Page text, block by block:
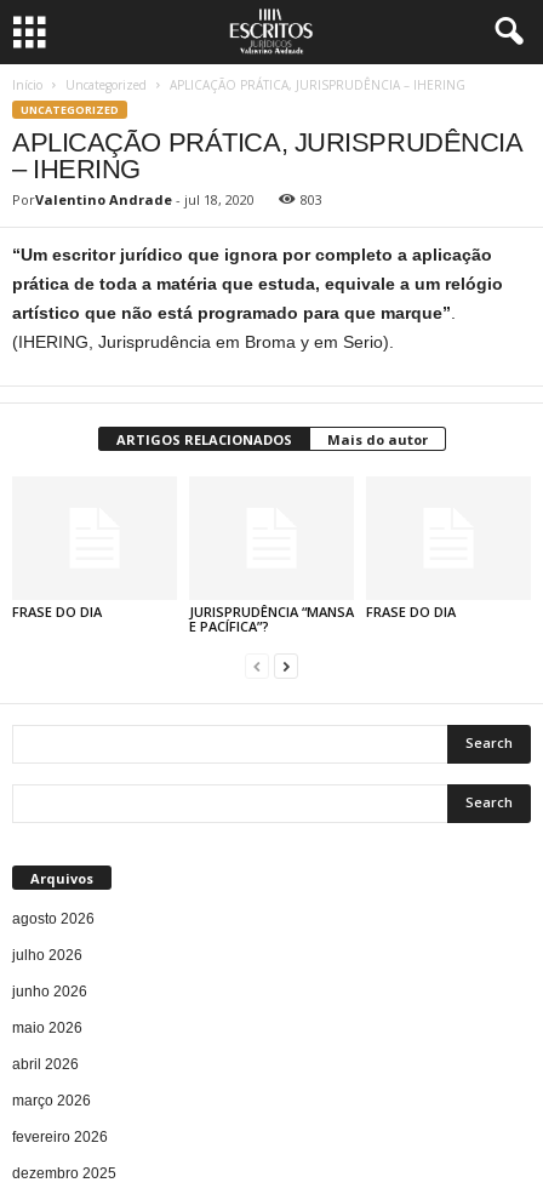
Início Uncategorized APLICAÇÃO PRÁTICA, JURISPRUDÊNCIA – IHERING
UNCATEGORIZED
APLICAÇÃO PRÁTICA, JURISPRUDÊNCIA
– IHERING
PorValentino Andrade - jul 18, 2020 803
“Um escritor jurídico que ignora por completo a aplicação
prática de toda a matéria que estuda, equivale a um relógio
artístico que não está programado para que marque”
(IHERING, Jurisprudência em Broma y em Serio).
ARTIGOS RELACIONADOS Mais do autor
FRASE DO DIA
JURISPRUDÊNCIA “MANSA
E PACÍFICA”?
FRASE DO DIA
Arquivos
agosto 2026
julho 2026
junho 2026
maio 2026
abril 2026
março 2026
fevereiro 2026
dezembro 2025